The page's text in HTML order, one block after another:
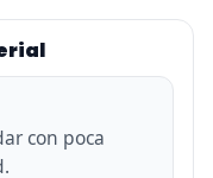
con poca